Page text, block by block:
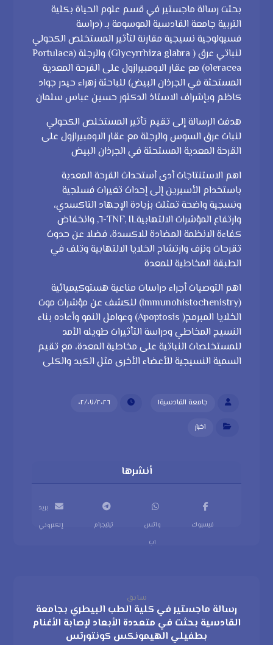
بحثت رسالة ماجستير في قسم علوم الحياة بكلية
التربية جامعة القادسية الموسومة بـ (دراسة
فسيولوجية نسيجية مقارنة لتأثير المستخلص الكحولي
لنباتي عرق ( Glycyrrhiza glabra) والرجلة (Portulaca
oleracea) مع عقار الاومبيرازول على القرحة المعدية
المستحثة في الجرذان البيض) للباحثة زهراء حيدر جواد
كاظم وبإشراف الاستاذ الدكتور حسين عباس سلمان
هدفت الرسالة إلى تقيم تأثير المستخلص الكحولي
لنبات عرق السوس والرجلة مع عقار الاومبيرازول على
القرحة المعدية المستحثة في الجرذان البيض
اهم الاستنتاجات أدى أستحداث القرحة المعدية
باستخدام الأسبرين إلى إحداث تغيرات فسلجية
ونسجية واضحة تمثلت بزيادة الإجهاد التاكسدي،
وارتفاع المؤشرات الالتهابيةTNF, IL-٦, وانخفاض
كفاءة الانظمة المضادة للاكسدة، فضلا عن حدوث
تقرحات ونزف وارتشاح الخلايا الالتهابية وتلف في
الطبقة المخاطية للمعدة
اهم التوصيات أجراء دراسات مناعية هستوكيميائية
(Immunohistochenistry) للكشف عن مؤشرات موت
الخلايا المبرمج( Apoptosis) وعوامل النمو وأعاده بناء
النسيج المخاطي ودراسة التأثيرات طويله الأمد
للمستخلصات النباتية على مخاطية المعدة، مع تقيم
السمية النسيجية للأعضاء الأخرى مثل الكبد والكلى
جامعة القادسية١ ٠٢/٠٧/٢٠٢٦
اخبار
فيسبوك
واتس
اب
تيليجرام
بريد
إلكتروني
سابق
رسالة ماجستير في كلية الطب البيطري بجامعة
القادسية بحثت في متعددة الأبعاد لإصابة الأغنام
بطفيلي الهيمونكس كونتورتس